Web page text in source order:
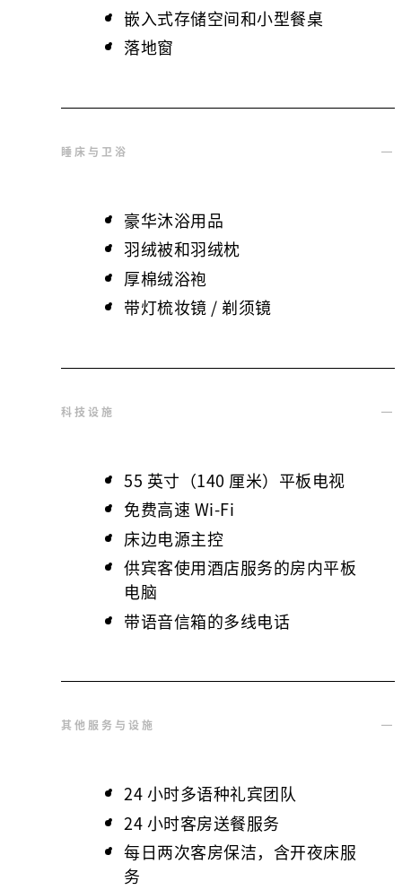
嵌入式存储空间和小型餐桌
落地窗
睡床与卫浴
豪华沐浴用品
羽绒被和羽绒枕
厚棉绒浴袍
带灯梳妆镜 / 剃须镜
科技设施
55 英寸（140 厘米）平板电视
免费高速 Wi-Fi
床边电源主控
供宾客使用酒店服务的房内平板
电脑
带语音信箱的多线电话
其他服务与设施
24 小时多语种礼宾团队
24 小时客房送餐服务
每日两次客房保洁，含开夜床服
务